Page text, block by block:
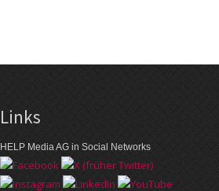
Links
HELP Media AG in Social Networks